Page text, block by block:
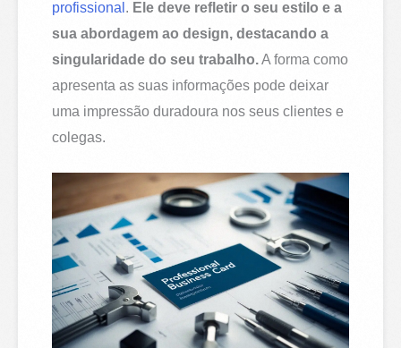
profissional . Ele deve refletir o seu estilo e a
sua abordagem ao design, destacando a
singularidade do seu trabalho.A forma como
apresenta as suas informações pode deixar
uma impressão duradoura nos seus clientes e
colegas.